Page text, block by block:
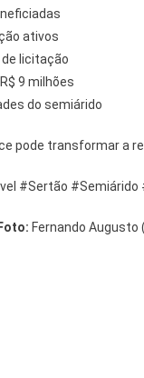
ativos
de licitação
9 milhões
do semiárido
pode transformar a
#Sertão #Semiárido
Foto: Fernando Augusto